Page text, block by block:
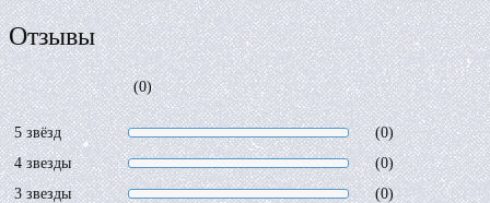
Отзывы
(0)
5 звёзд
(0)
4 звезды
(0)
3 звезды
(0)